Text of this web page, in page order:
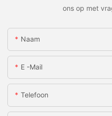
ons op met
Naam
E -mail
Telefoon